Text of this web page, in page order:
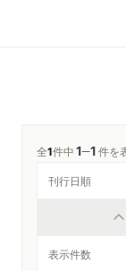
全1件中1─1件を